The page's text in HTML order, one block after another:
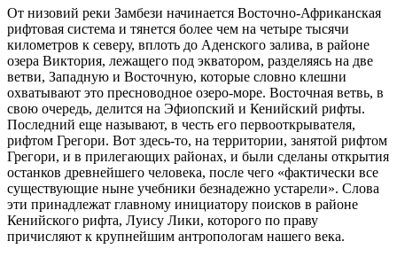
От низовий реки Замбези начинается Восточно-Африканская
рифтовая система и тянется более чем на четыре тысячи
километров к северу, вплоть до Аденского залива, в районе
озера Виктория, лежащего под экватором, разделяясь на две
ветви, Западную и Восточную, которые словно клешни
охватывают это пресноводное озеро-море. Восточная ветвь, в
свою очередь, делится на Эфиопский и Кенийский рифты.
Последний еще называют, в честь его первооткрывателя,
рифтом Грегори. Вот здесь-то, на территории, занятой рифтом
Грегори, и в прилегающих районах, и были сделаны открытия
останков древнейшего человека, после чего «фактически все
существующие ныне учебники безнадежно устарели». Слова
эти принадлежат главному инициатору поисков в районе
Кенийского рифта, Луису Лики, которого по праву
причисляют к крупнейшим антропологам нашего века.